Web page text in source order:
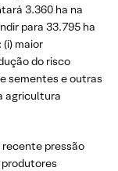
3.360 ha na
para 33.795 ha
maior
do risco
sementes e outras
agricultura
recente pressão